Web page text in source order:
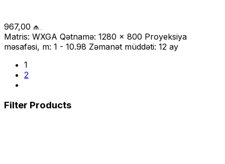
967,00 ₼
Matris: WXGA Qətnamə: 1280 x 800 Proyeksiya
məsafəsi, m: 1 - 10.98 Zəmanət müddəti: 12 ay
1
2
Filter Products